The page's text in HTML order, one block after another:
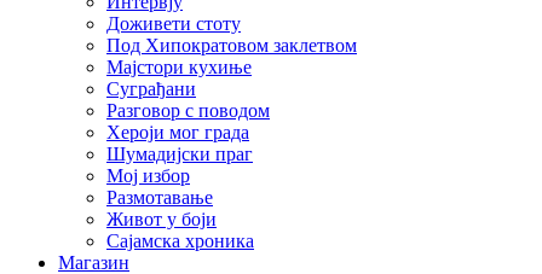
Доживети стоту
Под Хипократовом заклетвом
Мајстори кухиње
Суграђани
Разговор с поводом
Хероји мог града
Шумадијски праг
Мој избор
Размотавање
Живот у боји
Сајамска хроника
Магазин